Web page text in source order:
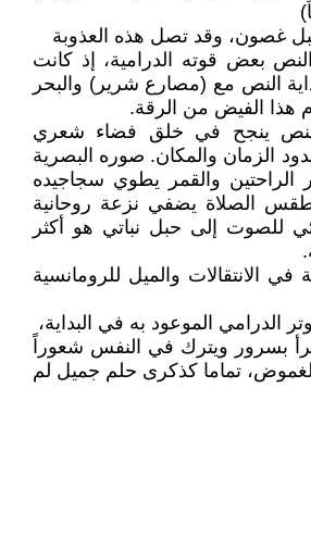
غصون، وقد تصل هذه العذوبة
بعض قوته الدرامية، إذ كانت
النص مع (مصارع شرير) والبحر
هذا الفيض من الرقة.
ينجح في خلق فضاء شعري
الزمان والمكان. صوره البصرية
الراحتين والقمر يطوي سجاجيده
الصلاة يضفي نزعة روحانية
للصوت إلى حبل نباتي هو أكثر
الانتقالات والميل للرومانسية
الدرامي الموعود به في البداية،
بسرور ويترك في النفس شعوراً
تماما كذكرى حلم جميل لم